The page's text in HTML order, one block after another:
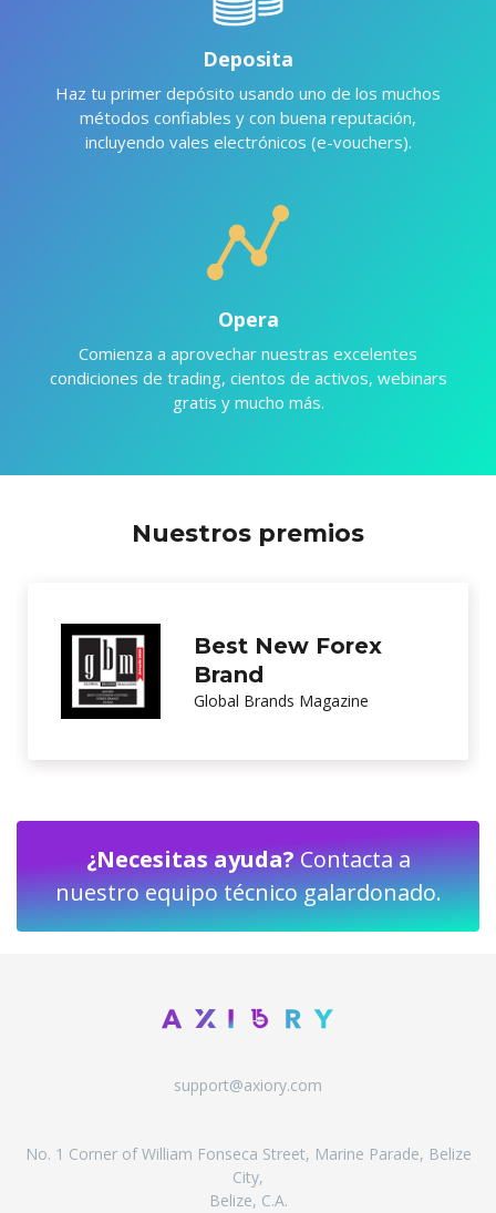
Deposita
Haz tu primer depósito usando uno de los muchos
métodos confiables y con buena reputación,
incluyendo vales electrónicos (e-vouchers).
Opera
Comienza a aprovechar nuestras excelentes
condiciones de trading, cientos de activos, webinars
gratis y mucho más.
Nuestros premios
Excellence in
Customer Service
International Investor Magazine
¿Necesitas ayuda?Contacta a
nuestro equipo técnico galardonado.
support@axiory.com
No. 1 Corner of William Fonseca Street, Marine Parade, Belize
City,
Belize, C.A.